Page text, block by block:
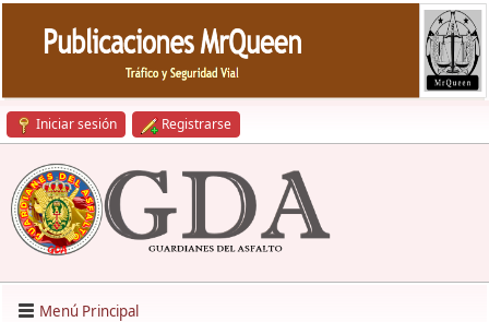
Iniciar sesión Registrarse
Menú Principal